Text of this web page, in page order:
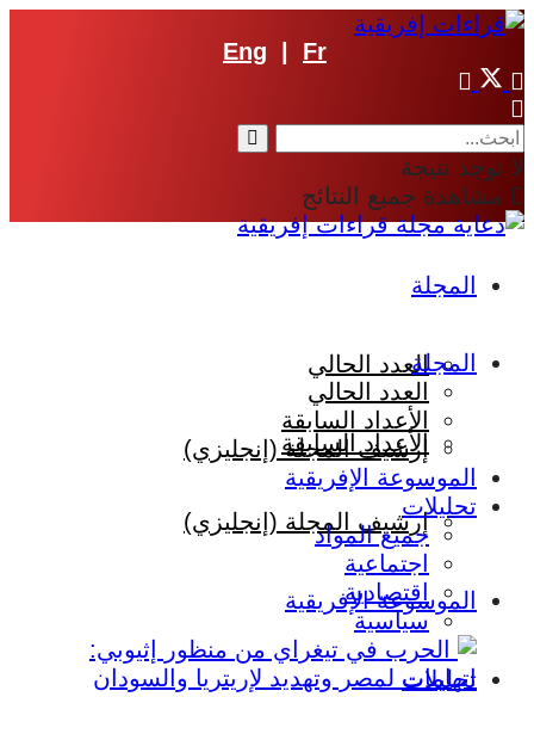
Eng Fr
لا توجد نتيجة
مشاهدة جميع النتائج
المجلة
العدد الحالي
الأعداد السابقة
إرشيف المجلة (إنجليزي)
الموسوعة الإفريقية
تحليلات
المجلة
العدد الحالي
الأعداد السابقة
إرشيف المجلة (إنجليزي)
الموسوعة الإفريقية
تحليلات
جميع المواد
اجتماعية
اقتصادية
سياسية